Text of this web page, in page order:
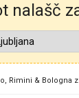
nalašč
Rimini & Bologna